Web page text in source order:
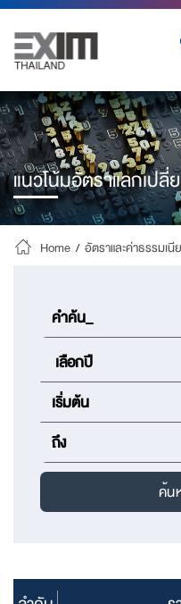
แนวโน้มอัตราแลกเปลี่
Home / อัตราและค่าธรรมเนี
ค้น